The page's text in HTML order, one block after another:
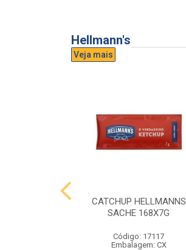
Hellmann's
Veja mais
CATCHUP HELLMANNS
SACHE 168X7G
Código: 17117
Embalagem: CX